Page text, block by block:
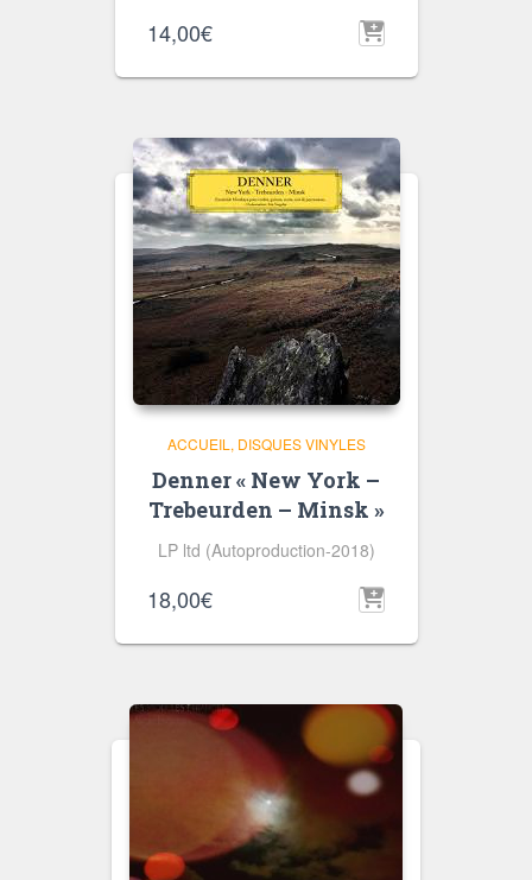
14,00€
ACCUEIL DISQUES VINYLES
Denner « New York –
Trebeurden – Minsk »
LP ltd (Autoproduction-2018)
18,00€